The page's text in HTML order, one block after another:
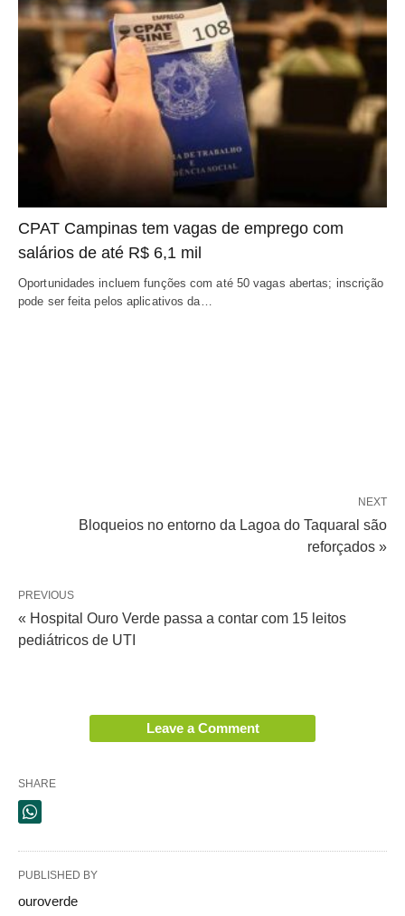
CPAT Campinas tem vagas de emprego com
salários de até R$ 6,1 mil
Oportunidades incluem funções com até 50 vagas abertas; inscrição
pode ser feita pelos aplicativos da…
NEXT
Bloqueios no entorno da Lagoa do Taquaral são
reforçados »
PREVIOUS
« Hospital Ouro Verde passa a contar com 15 leitos
pediátricos de UTI
Leave a Comment
SHARE
PUBLISHED BY
ouroverde